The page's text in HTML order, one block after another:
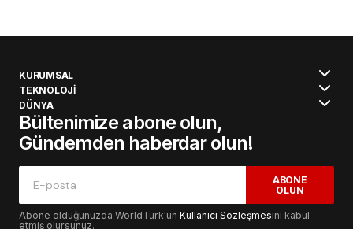
KURUMSAL
TEKNOLOJİ
DÜNYA
Bültenimize abone olun,
Gündemden haberdar olun!
ABONE
OLUN
Abone olduğunuzda WorldTürk'ün Kullanıcı Sözleşmesini kabul
etmiş olursunuz.